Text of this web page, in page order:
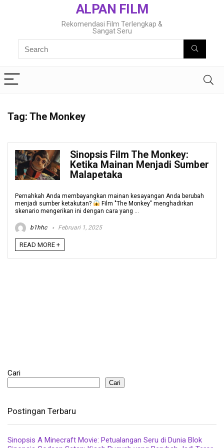
ALPAN FILM
Rekomendasi Film Terlengkap &
Sangat Seru
Tag: The Monkey
Sinopsis Film The Monkey:
Ketika Mainan Menjadi Sumber
Malapetaka
Pernahkah Anda membayangkan mainan kesayangan Anda berubah
menjadi sumber ketakutan?
Film "The Monkey" menghadirkan
skenario mengerikan ini dengan cara yang ...
b1hhc Februari 1, 2025
READ MORE +
Cari
Cari
Postingan Terbaru
Sinopsis A Minecraft Movie: Petualangan Seru di Dunia Blok